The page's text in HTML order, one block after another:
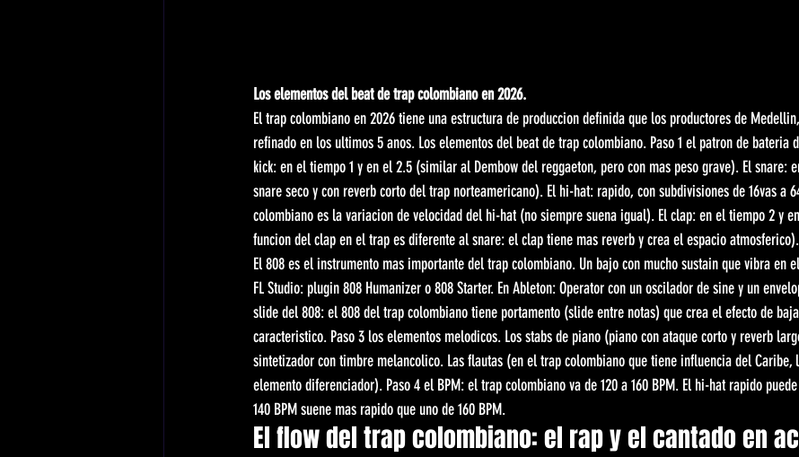
Los elementos del beat de trap colombiano en 2026.
El trap colombiano en 2026 tiene una estructura de produccion definida que los productores de
refinado en los ultimos 5 anos. Los elementos del beat de trap colombiano. Paso 1 el patron de bateria
kick: en el tiempo 1 y en el 2.5 (similar al Dembow del reggaeton, pero con mas peso grave). El snare:
snare seco y con reverb corto del trap norteamericano). El hi-hat: rapido, con subdivisiones de 16vas a
colombiano es la variacion de velocidad del hi-hat (no siempre suena igual). El clap: en el tiempo 2 y
funcion del clap en el trap es diferente al snare: el clap tiene mas reverb y crea el espacio
El 808 es el instrumento mas importante del trap colombiano. Un bajo con mucho sustain que vibra en
FL Studio: plugin 808 Humanizer o 808 Starter. En Ableton: Operator con un oscilador de sine y un
slide del 808: el 808 del trap colombiano tiene portamento (slide entre notas) que crea el efecto de
caracteristico. Paso 3 los elementos melodicos. Los stabs de piano (piano con ataque corto y reverb
sintetizador con timbre melancolico. Las flautas (en el trap colombiano que tiene influencia del Caribe,
elemento diferenciador). Paso 4 el BPM: el trap colombiano va de 120 a 160 BPM. El hi-hat rapido
140 BPM suene mas rapido que uno de 160 BPM.
El flow del trap colombiano: el rap y el cantado en